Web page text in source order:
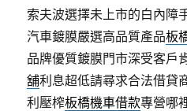
索夫波選擇未上市的白內障
汽車鍍膜嚴選高品質產品板
品牌優質鍍膜門市深受客戶
舖利息超低請尋求合法借貸
利壓榨板橋機車借款專營哪